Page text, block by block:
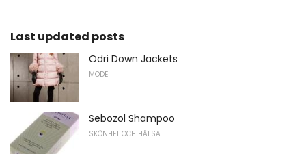
Last updated posts
Odri Down Jackets
MODE
Sebozol Shampoo
SKÖNHET OCH HÄLSA